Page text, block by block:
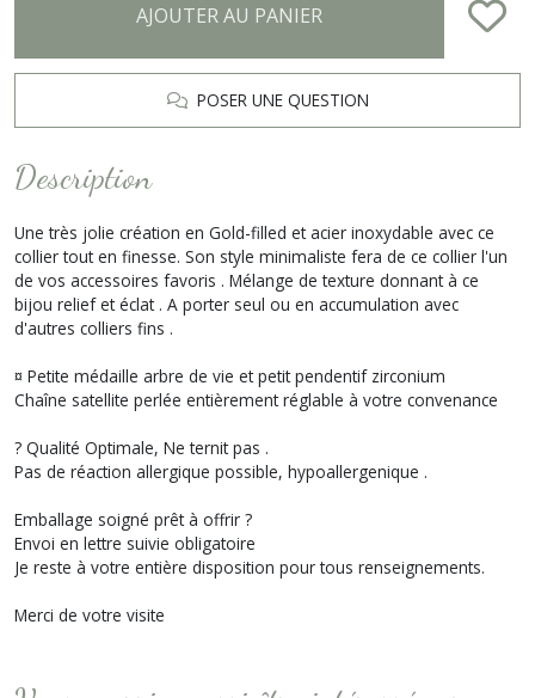
AJOUTER AU PANIER
POSER UNE QUESTION
Description
Une très jolie création en Gold-filled et acier inoxydable avec ce
collier tout en finesse. Son style minimaliste fera de ce collier l'un
de vos accessoires favoris . Mélange de texture donnant à ce
bijou relief et éclat . A porter seul ou en accumulation avec
d'autres colliers fins .
¤ Petite médaille arbre de vie et petit pendentif zirconium
Chaîne satellite perlée entièrement réglable à votre convenance
? Qualité Optimale, Ne ternit pas .
Pas de réaction allergique possible, hypoallergenique .
Emballage soigné prêt à offrir ?
Envoi en lettre suivie obligatoire
Je reste à votre entière disposition pour tous renseignements.
Merci de votre visite